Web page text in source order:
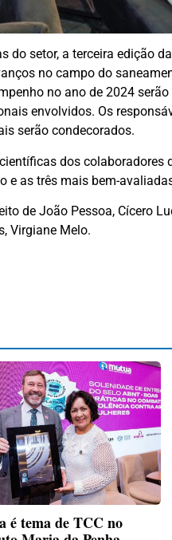
do setor, a terceira edição
no campo do
no ano de 2024
envolvidos. Os
serão condecorados.
dos colaboradores
e as três mais bem-
de João Pessoa, Cícero
Virgiane Melo.
é tema de TCC no